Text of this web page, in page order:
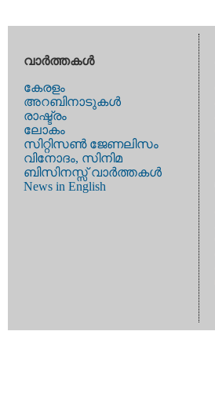
വാര്‍ത്തകള്‍
കേരളം
അറബിനാടുകള്‍
രാഷ്ട്രം
ലോകം
സിറ്റിസണ്‍ ജേണലിസം
വിനോദം, സിനിമ
ബിസിനസ്സ് വാര്‍ത്തകള്‍
News in English